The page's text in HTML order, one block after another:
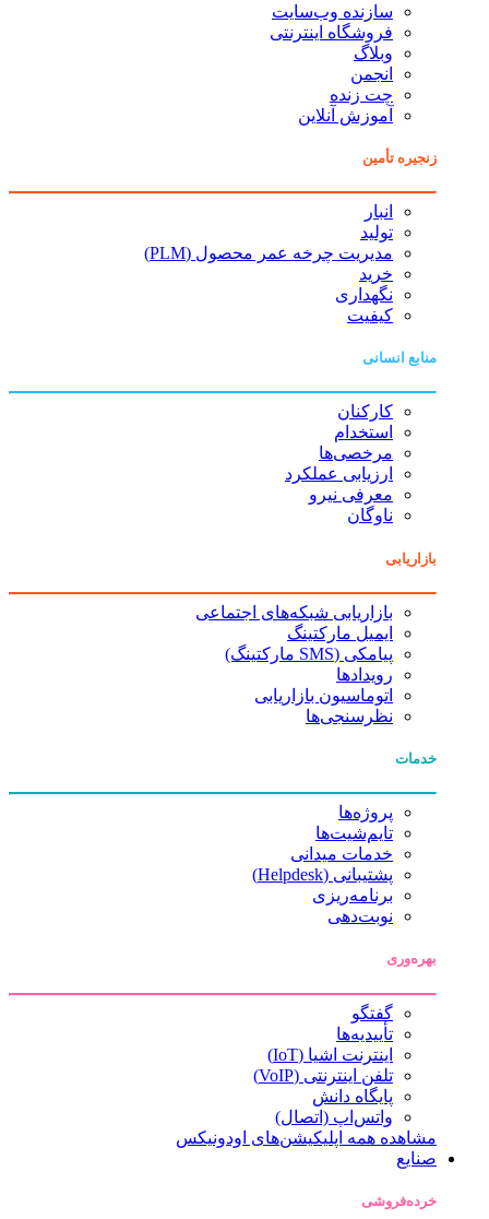
سازنده وب‌سایت
فروشگاه اینترنتی
وبلاگ
انجمن
چت زنده
آموزش آنلاین
زنجیره تأمین
انبار
تولید
مدیریت چرخه عمر محصول (PLM)
خرید
نگهداری
کیفیت
منابع انسانی
کارکنان
استخدام
مرخصی‌ها
ارزیابی عملکرد
معرفی نیرو
ناوگان
بازاریابی
بازاریابی شبکه‌های اجتماعی
ایمیل مارکتینگ
پیامکی (SMS مارکتینگ)
رویدادها
اتوماسیون بازاریابی
نظرسنجی‌ها
خدمات
پروژه‌ها
تایم‌شیت‌ها
خدمات میدانی
پشتیبانی (Helpdesk)
برنامه‌ریزی
نوبت‌دهی
بهره‌وری
گفتگو
تأییدیه‌ها
اینترنت اشیا (IoT)
تلفن اینترنتی (VoIP)
پایگاه دانش
واتس‌اپ (اتصال)
مشاهده همه اپلیکیشن‌های اودونیکس
صنایع
خرده‌فروشی